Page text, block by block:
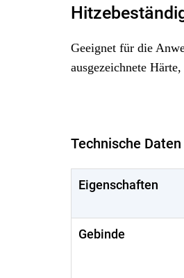
Geeignet für die
ausgezeichnete
Technische Daten
Eigenschaften
Gebinde